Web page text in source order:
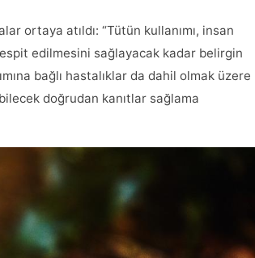
ortaya atıldı: “Tütün kullanımı, insan
edilmesini sağlayacak kadar belirgin
bağlı hastalıklar da dahil olmak üzere
doğrudan kanıtlar sağlama